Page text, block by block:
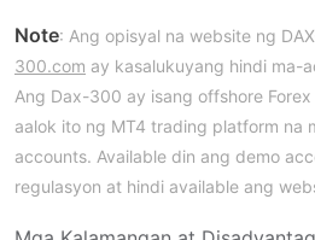
Note: Ang opisyal na website ng
300.com ay kasalukuyang hindi ma-
Ang Dax-300 ay isang offshore
aalok ito ng MT4 trading platform na
accounts. Available din ang demo
regulasyon at hindi available ang